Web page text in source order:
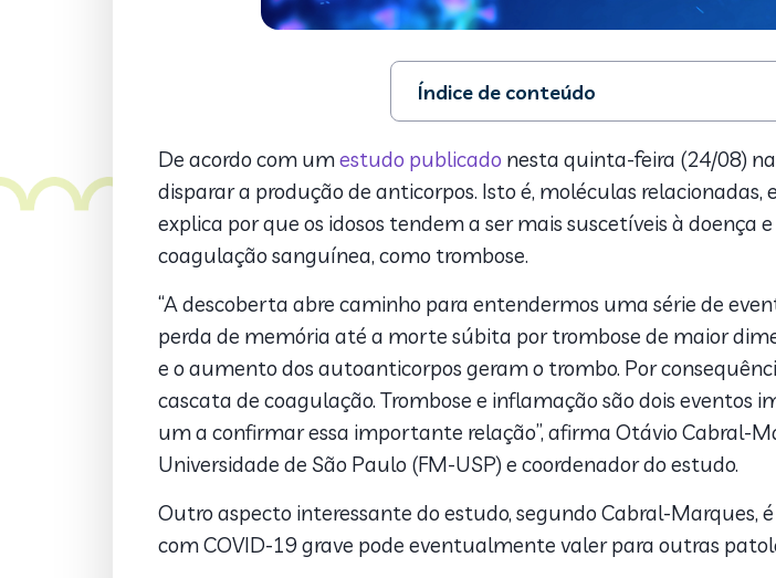
Índice de conteúdo
1. COVID-19 pode disparar anticorpos: detalhes
2. Descobertas
3. Problema sistêmico
4. COVID-19 pode disparar anticorpos ou agravar a
De acordo com umestudo publicado nesta quinta-feira (24/08)
disparar a produção de anticorpos. Isto é, moléculas
explica por que os idosos tendem a ser mais suscetíveis à
coagulação sanguínea, como trombose.
“A descoberta abre caminho para entendermos uma série de
perda de memória até a morte súbita por trombose de maior
e o aumento dos autoanticorpos geram o trombo. Por
cascata de coagulação. Trombose e inflamação são dois eventos
um a confirmar essa importante relação”, afirma Otávio Cabral-
Universidade de São Paulo (FM-USP) e coordenador do estudo.
Outro aspecto interessante do estudo, segundo Cabral-Marques,
com COVID-19 grave pode eventualmente valer para outras